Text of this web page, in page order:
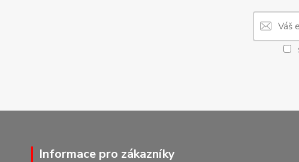
Informace pro zákazníky